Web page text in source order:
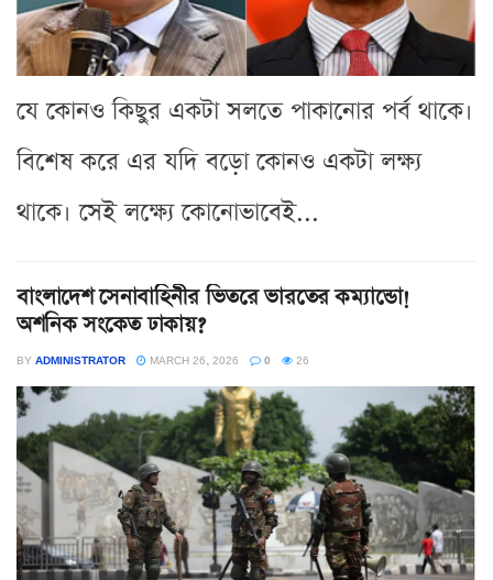
যে কোনও কিছুর একটা সলতে পাকানোর পর্ব থাকে।
বিশেষ করে এর যদি বড়ো কোনও একটা লক্ষ্য
থাকে। সেই লক্ষ্যে কোনোভাবেই...
বাংলাদেশ সেনাবাহিনীর ভিতরে ভারতের কম্যান্ডো!
অশনিক সংকেত ঢাকায়?
BY ADMINISTRATOR MARCH 26, 2026 0 26